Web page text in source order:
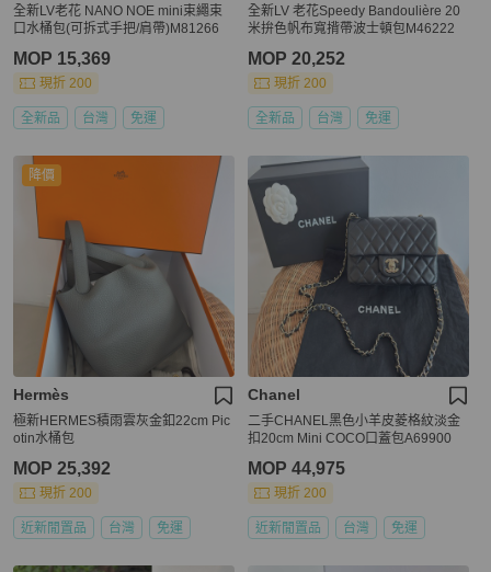
全新LV老花 NANO NOE mini束繩束
口水桶包(可拆式手把/肩帶)M81266
MOP 15,369
現折 200
全新品 台灣 免運
全新LV 老花Speedy Bandoulière 20
米拚色帆布寬揹帶波士頓包M46222
MOP 20,252
現折 200
全新品 台灣 免運
降價
Hermès
極新HERMES積雨雲灰金釦22cm Pic
otin水桶包
MOP 25,392
現折 200
近新閒置品 台灣 免運
Chanel
二手CHANEL黑色小羊皮菱格紋淡金
扣20cm Mini COCO口蓋包A69900
MOP 44,975
現折 200
近新閒置品 台灣 免運